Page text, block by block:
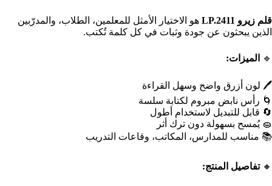
قلم زيرو LP.2411
هو الاختيار الأمثل للمعلمين، الطلاب، والمدرّبين
الذين يبحثون عن جودة وثبات في كل كلمة تُكتب.
🔹 الميزات:
🖊️ لون أزرق واضح وسهل القراءة
🌀 رأس نابض مبروم لكتابة سلسة
🔄 قابل للتبديل لاستخدام أطول
🧽 يُمسح بسهولة دون ترك أثر
📚 مناسب للمدارس، المكاتب، وقاعات التدريب
🔸تفاصيل المنتج: